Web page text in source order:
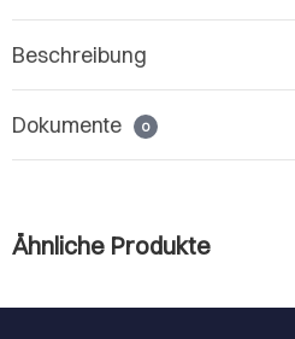
Beschreibung
Dokumente 0
Ähnliche Produkte